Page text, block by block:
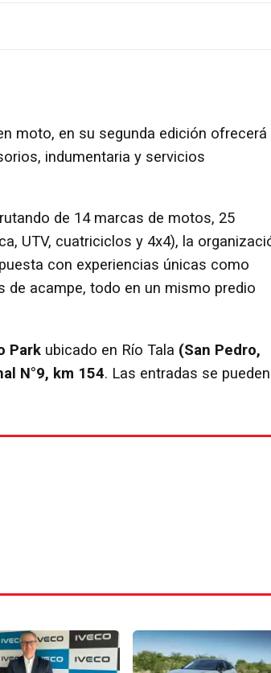
moto, en su segunda edición ofrecerá
indumentaria y servicios
de 14 marcas de motos, 25
UTV, cuatriciclos y 4x4), la
con experiencias únicas como
acampe, todo en un mismo predio
Park ubicado en Río Tala (San Pedro,
N°9, km 154. Las entradas se pueden